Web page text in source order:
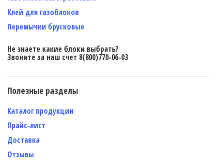
Клей для газоблоков
Перемычки брусковые
Не знаете какие блоки выбрать?
Звоните за наш счет 8(800)770-06-03
Полезные разделы
Каталог продукции
Прайс-лист
Доставка
Отзывы